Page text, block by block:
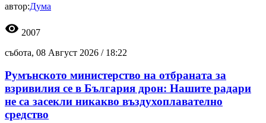
автор:Дума
visibility 2007
събота, 08 Август 2026 / 18:22
Румънското министерство на отбраната за
взривилия се в България дрон: Нашите радари
не са засекли никакво въздухоплавателно
средство